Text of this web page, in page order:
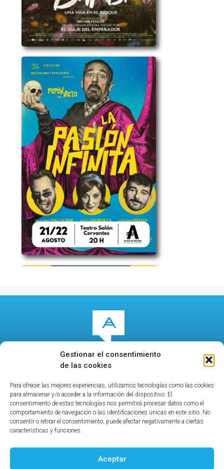
Gestionar el consentimiento
de las cookies
Para ofrecer las mejores experiencias, utilizamos tecnologías como las cookies
para almacenar y/o acceder a la información del dispositivo. El
consentimiento de estas tecnologías nos permitirá procesar datos como el
comportamiento de navegación o las identificaciones únicas en este sitio. No
consentir o retirar el consentimiento, puede afectar negativamente a ciertas
características y funciones.
Aceptar
© 2026culturalcala.es|Concejalía de Cultura|
Publicidad|Contacto|Política de privacidad| Aviso
legal|